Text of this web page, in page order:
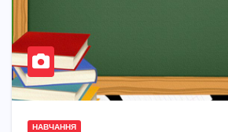
НАВЧАННЯ